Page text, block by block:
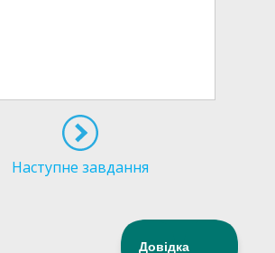
Наступне завдання